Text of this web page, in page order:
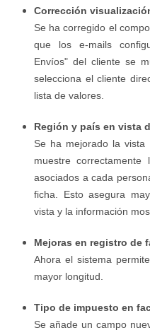
Corrección
Se ha corregido el
que los e-mails
Envíos" del cliente se
selecciona el cliente
lista de valores.
Región y país en vista
Se ha mejorado la
muestre
asociados a cada
ficha. Esto asegura
vista y la información
Mejoras en registro de
Ahora el sistema
mayor longitud.
Tipo de impuesto en
Se añade un campo